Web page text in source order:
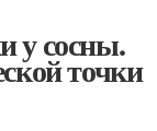
у сосны.
точки